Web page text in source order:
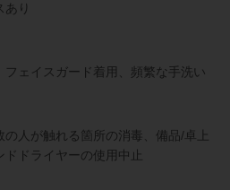
り
フェイスガード着用 頻繁な手洗い
の人が触れる箇所の消毒
備品/卓上
ドドライヤーの使用中止